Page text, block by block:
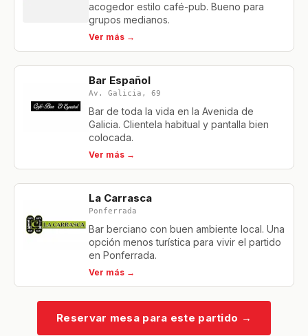
acogedor estilo café-pub. Bueno para
grupos medianos.
Ver más →
Bar Español
Av. Galicia, 69
Bar de toda la vida en la Avenida de
Galicia. Clientela habitual y pantalla bien
colocada.
Ver más →
La Carrasca
Ponferrada
Bar berciano con buen ambiente local. Una
opción menos turística para vivir el partido
en Ponferrada.
Ver más →
Reservar mesa para este partido →